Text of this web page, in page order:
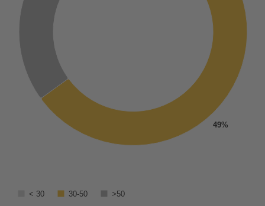
49%
< 30 30-50 >50